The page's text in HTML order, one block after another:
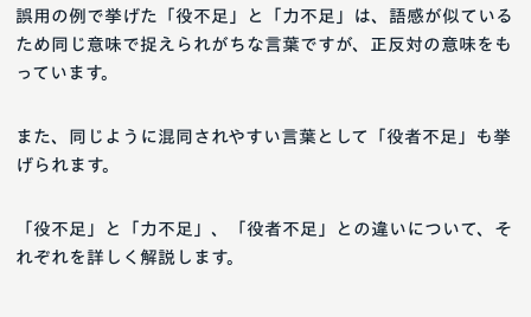
誤用の例で挙げた「役不足」と「力不足」は、語感が似ている
ため同じ意味で捉えられがちな言葉ですが、正反対の意味をも
っています。
また、同じように混同されやすい言葉として「役者不足」も挙
げられます。
「役不足」と「力不足」、「役者不足」との違いについて、そ
れぞれを詳しく解説します。